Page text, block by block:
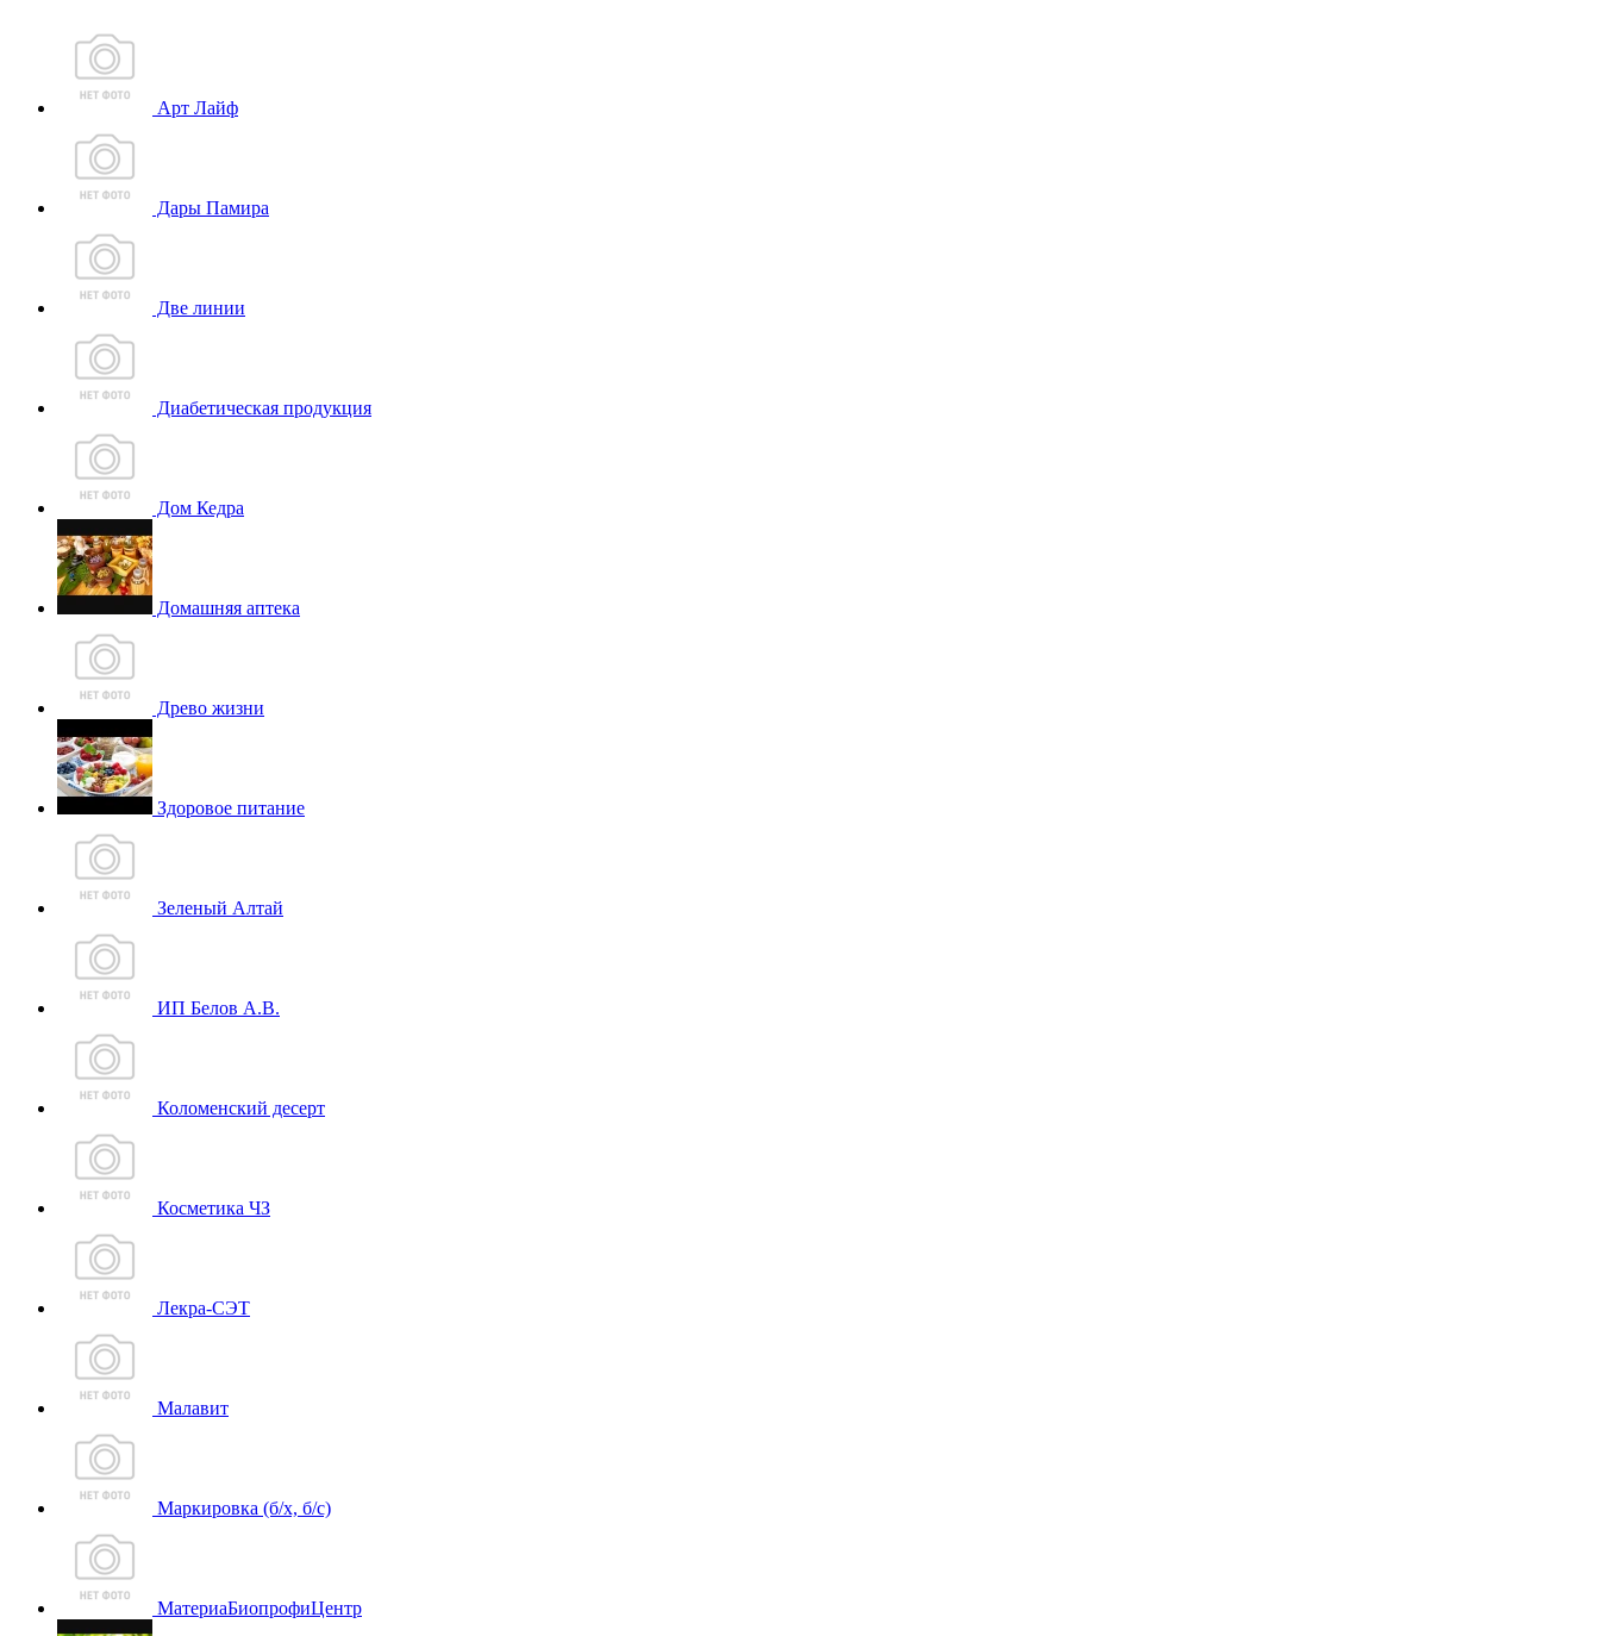
Арт Лайф
Дары Памира
Две линии
Диабетическая продукция
Дом Кедра
Домашняя аптека
Древо жизни
Здоровое питание
Зеленый Алтай
ИП Белов А.В.
Коломенский десерт
Косметика ЧЗ
Лекра-СЭТ
Малавит
Маркировка (б/х, б/с)
МатериаБиопрофиЦентр